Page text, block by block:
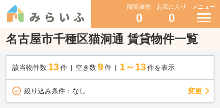
閲覧履歴
0
お気に入り
0
メニュー
名古屋市千種区猫洞通 賃貸物件一覧
該当物件数 13件 空き数 9 件 1～13 件を表示
絞り込み条件： なし 変更